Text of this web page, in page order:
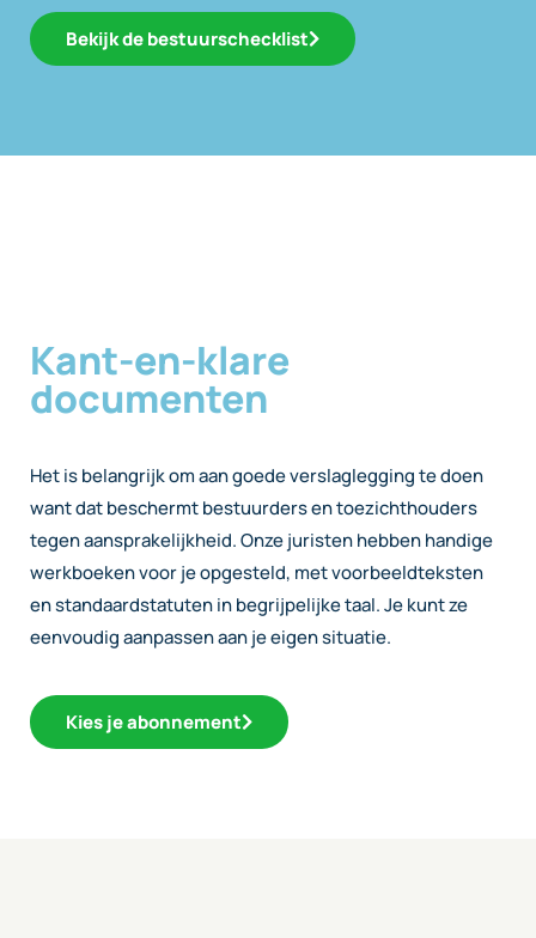
Bekijk de bestuurschecklist
Kant-en-klare
documenten
Het is belangrijk om aan goede verslaglegging te doen
want dat beschermt bestuurders en toezichthouders
tegen aansprakelijkheid. Onze juristen hebben handige
werkboeken voor je opgesteld, met voorbeeldteksten
en standaardstatuten in begrijpelijke taal. Je kunt ze
eenvoudig aanpassen aan je eigen situatie.
Kies je abonnement